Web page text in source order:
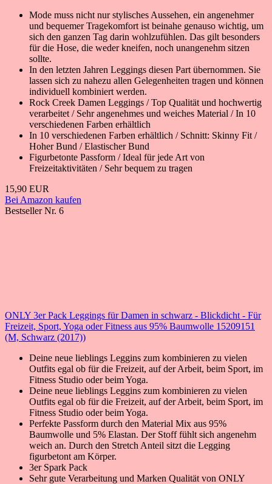
Mode muss nicht nur stylisches Aussehen, ein angenehmer
und bequemer Tragekomfort ist beinahe genauso wichtig, um
sich den ganzen Tag darin wohlzufühlen. Das gilt besonders
für die Hose, die weder kneifen, noch unangenehm sitzen
sollte.
In den letzten Jahren Leggings diesen Part übernommen. Sie
lassen sich zu nahezu allen Gelegenheiten tragen und können
individuell kombiniert werden.
Rock Creek Damen Leggings / Top Qualität und hochwertig
verarbeitet / Sehr angenehmes und weiches Material / In 10
verschiedenen Farben erhältlich
In 10 verschiedenen Farben erhältlich / Schnitt: Skinny Fit /
Hoher Bund / Elastischer Bund
Figurbetonte Passform / Ideal für jede Art von
Freizeitaktivitäten / Sehr bequem zu tragen
15,90 EUR
Bei Amazon kaufen
Bestseller Nr. 6
ONLY 3er Pack Leggings für Damen in schwarz - Blickdicht - Für
Freizeit, Sport, Yoga oder Fitness aus 95% Baumwolle 15209151
(M, Schwarz (2017))
Deine neue lieblings Leggins zum kombinieren zu vielen
Outfits egal ob für die Freizeit, auf der Arbeit, beim Sport, im
Fitness Studio oder beim Yoga.
Deine neue lieblings Leggins zum kombinieren zu vielen
Outfits egal ob für die Freizeit, auf der Arbeit, beim Sport, im
Fitness Studio oder beim Yoga.
Perfekte Passform durch den Material Mix aus 95%
Baumwolle und 5% Elastan. Der Stoff fühlt sich angenehm
weich an. Durch den Stretch Anteil sitzt die Legging
figurbetont am Körper.
3er Spark Pack
Sehr gute Verarbeitung und Marken Qualität von ONLY